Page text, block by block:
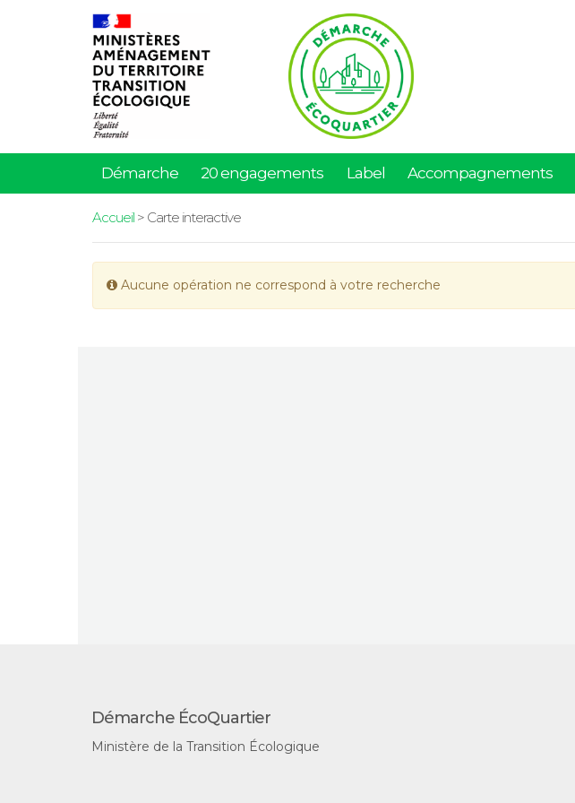
Démarche 20 engagements Label Accompagnements
Accueil> Carte interactive
Aucune opération ne correspond à votre recherche
Démarche ÉcoQuartier
Ministère de la Transition Écologique